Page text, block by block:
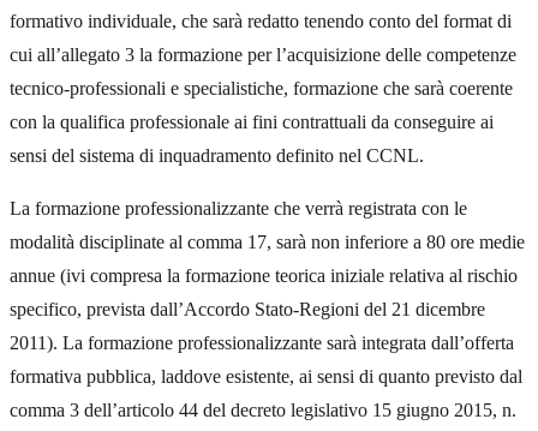
formativo individuale, che sarà redatto tenendo conto del format di
cui all’allegato 3 la formazione per l’acquisizione delle competenze
tecnico-professionali e specialistiche, formazione che sarà coerente
con la qualifica professionale ai fini contrattuali da conseguire ai
sensi del sistema di inquadramento definito nel CCNL.
La formazione professionalizzante che verrà registrata con le
modalità disciplinate al comma 17, sarà non inferiore a 80 ore medie
annue (ivi compresa la formazione teorica iniziale relativa al rischio
specifico, prevista dall’Accordo Stato-Regioni del 21 dicembre
2011). La formazione professionalizzante sarà integrata dall’offerta
formativa pubblica, laddove esistente, ai sensi di quanto previsto dal
comma 3 dell’articolo 44 del decreto legislativo 15 giugno 2015, n.